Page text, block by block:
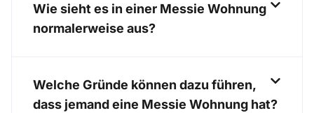
Wie sieht es in einer Messie Wohnung
normalerweise aus?
Welche Gründe können dazu führen,
dass jemand eine Messie Wohnung hat?